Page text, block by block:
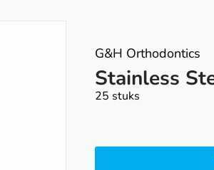
G&H Orthodontics
Stainless
25 stuks